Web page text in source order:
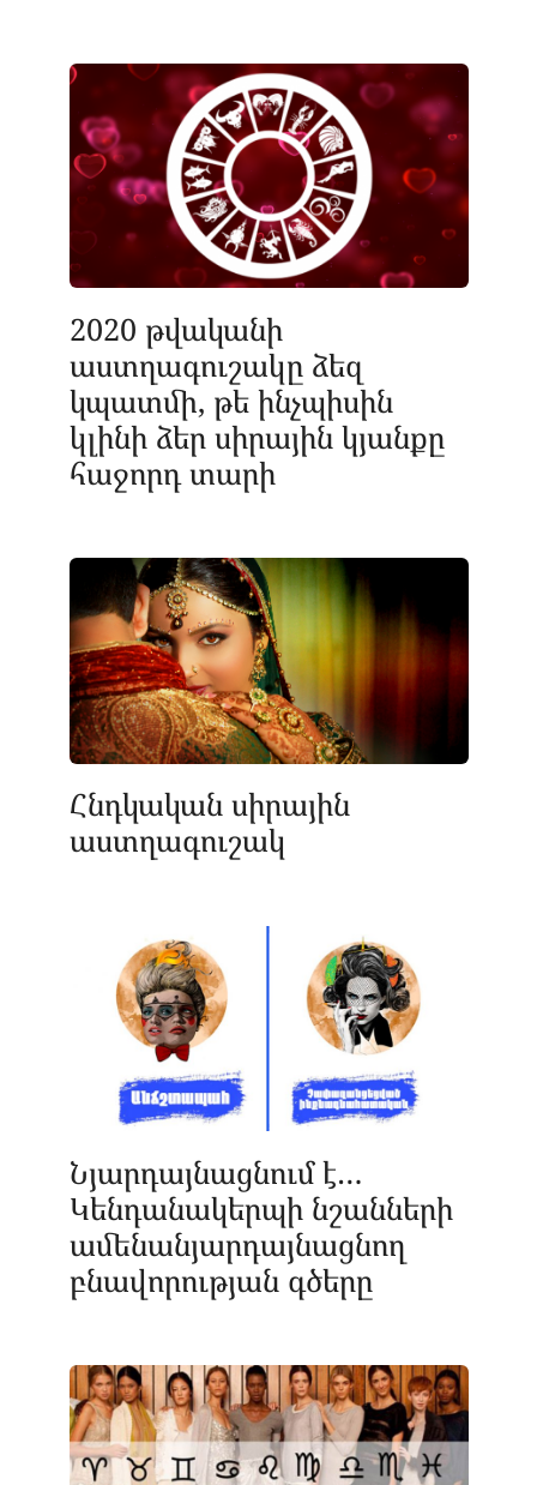
2020 թվականի
աստղագուշակը ձեզ
կպատմի, թե ինչպիսին
կլինի ձեր սիրային կյանքը
հաջորդ տարի
Հնդկական սիրային
աստղագուշակ
Նյարդայնացնում է…
Կենդանակերպի նշանների
ամենանյարդայնացնող
բնավորության գծերը